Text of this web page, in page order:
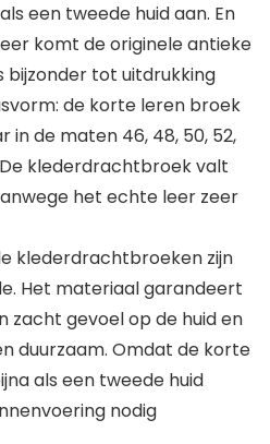
een tweede huid aan. En
komt de originele antieke
bijzonder tot uitdrukking
de korte leren broek
in de maten 46, 48, 50, 52,
De klederdrachtbroek valt
het echte leer zeer
klederdrachtbroeken zijn
Het materiaal garandeert
zacht gevoel op de huid en
duurzaam. Omdat de korte
als een tweede huid
nodig